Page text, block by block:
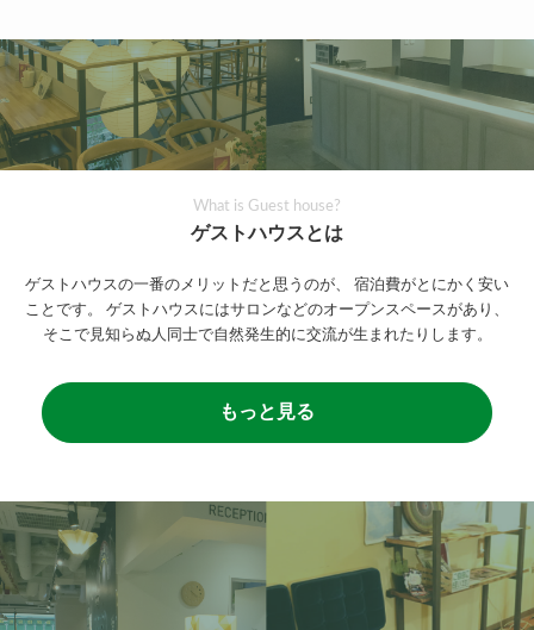
What is Guest house?
ゲストハウスとは
ゲストハウスの一番のメリットだと思うのが、
宿泊費がとにかく安い
ことです。
ゲストハウスにはサロンなどのオープンスペースがあり、
そこで見知らぬ人同士で自然発生的に交流が生まれたりします。
もっと見る